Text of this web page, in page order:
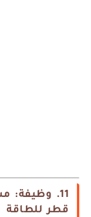
11. وظيفة:
قطر للطاقة